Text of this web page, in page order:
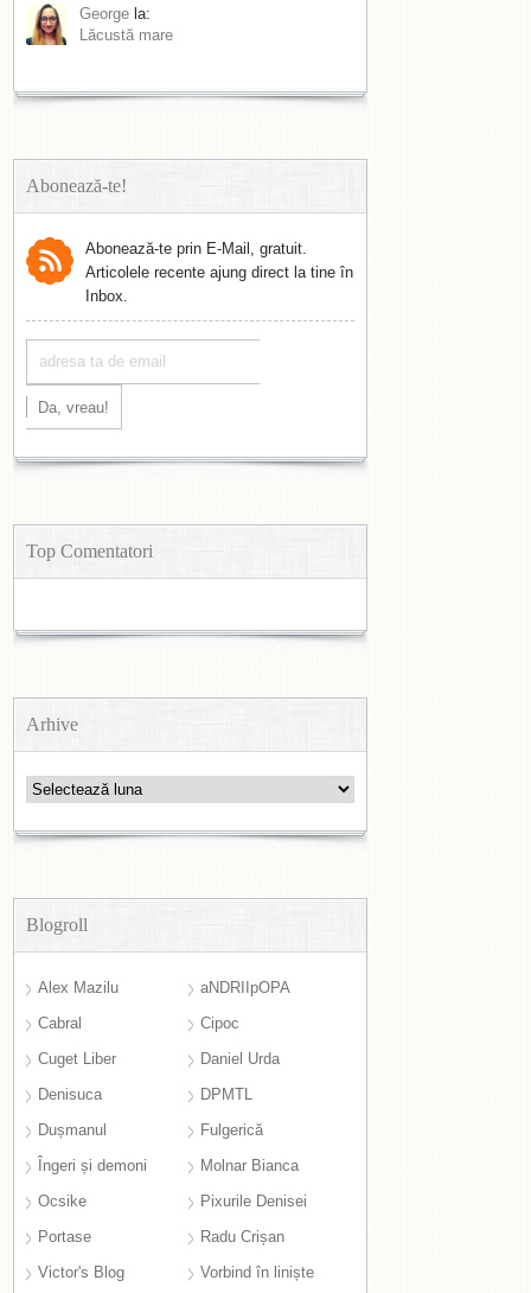
George la:
Lăcustă mare
Abonează-te!
Abonează-te prin E-Mail, gratuit.
Articolele recente ajung direct la tine în
Inbox.
Top Comentatori
Arhive
Arhive
Blogroll
Alex Mazilu
aNDRIIpOPA
Cabral
Cipoc
Cuget Liber
Daniel Urda
Denisuca
DPMTL
Dușmanul
Fulgerică
Îngeri și demoni
Molnar Bianca
Ocsike
Pixurile Denisei
Portase
Radu Crișan
Victor's Blog
Vorbind în liniște